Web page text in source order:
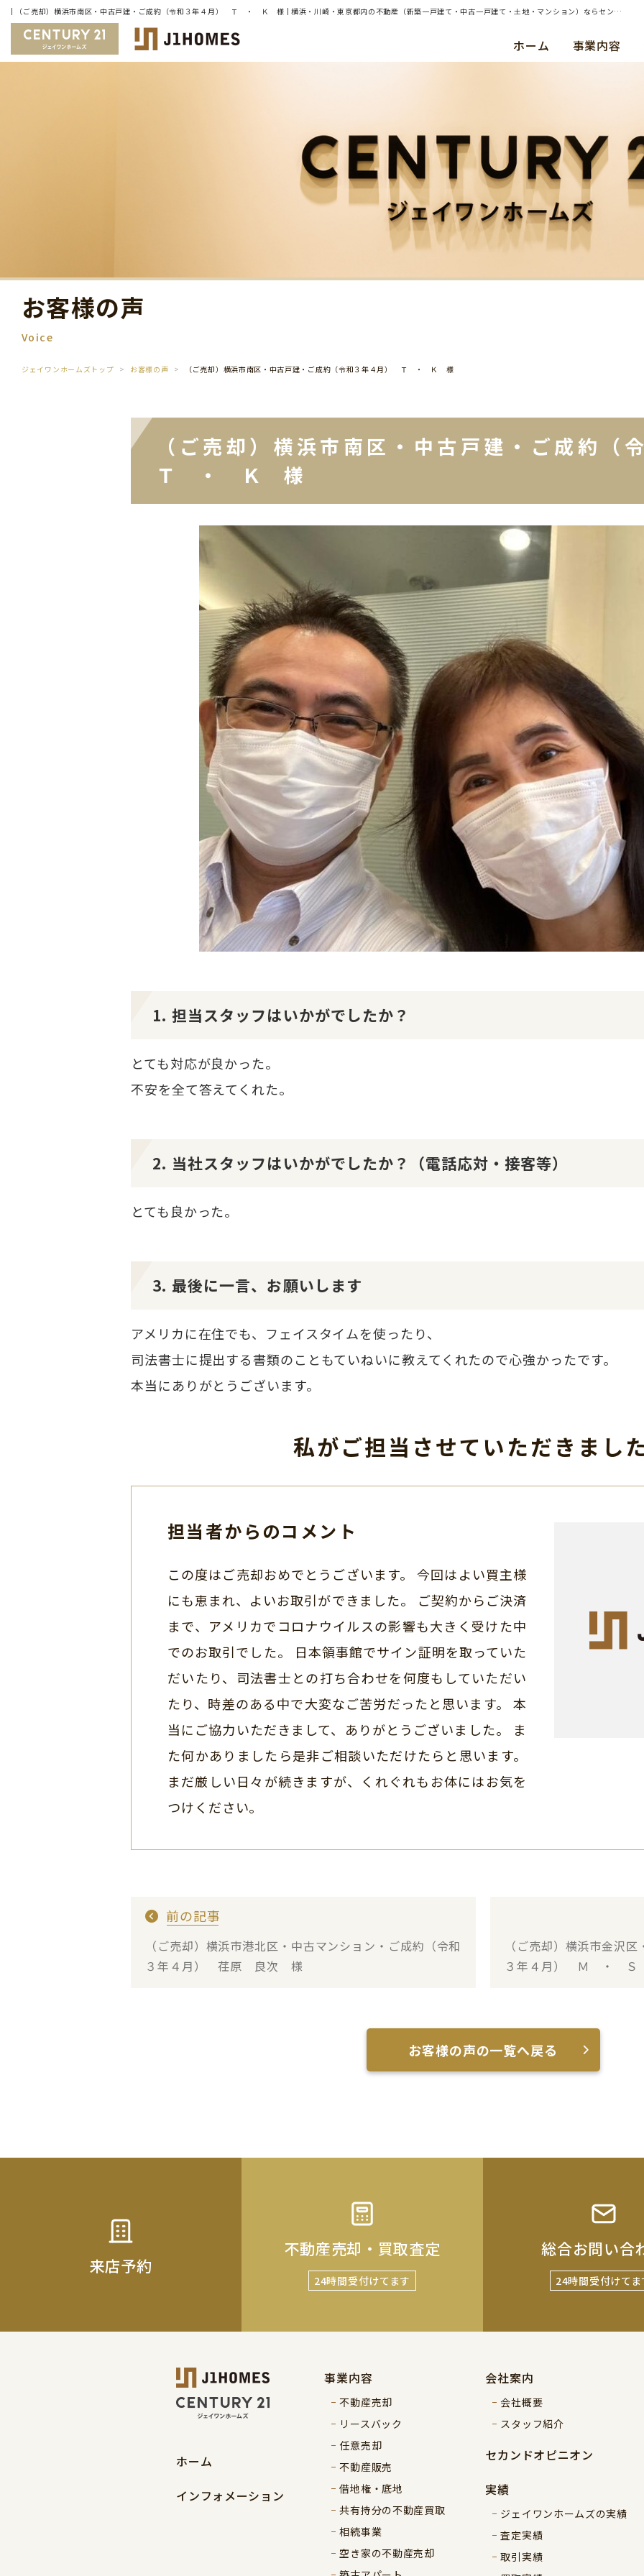
| （ご売却）横浜市南区・中古戸建・ご成約（令和３年４月） Ｔ ・ Ｋ 様 | 横浜・川崎・東京都内の不動産（新築一戸建て・中古一戸建て・土地・マンション）ならセンチュリー21ジェイワンホームズ
ホーム 事業内容
お客様の声
Voice
ジェイワンホームズトップ お客様の声 （ご売却）横浜市南区・中古戸建・ご成約（令和３年４月） Ｔ ・ Ｋ 様
（ご売却）横浜市南区・中古戸建・ご成約
Ｔ ・ Ｋ 様
1. 担当スタッフはいかがでしたか？
とても対応が良かった。
不安を全て答えてくれた。
2. 当社スタッフはいかがでしたか？（電話応対・接客等）
とても良かった。
3. 最後に一言、お願いします
アメリカに在住でも、フェイスタイムを使ったり、
司法書士に提出する書類のこともていねいに教えてくれたので心強かったです。
本当にありがとうございます。
私がご担当させていただきまし
担当者からのコメント
この度はご売却おめでとうございます。 今回はよい買主様
にも恵まれ、よいお取引ができました。 ご契約からご決済
まで、アメリカでコロナウイルスの影響も大きく受けた中
でのお取引でした。 日本領事館でサイン証明を取っていた
だいたり、司法書士との打ち合わせを何度もしていただい
たり、時差のある中で大変なご苦労だったと思います。 本
当にご協力いただきまして、ありがとうございました。 ま
た何かありましたら是非ご相談いただけたらと思います。
まだ厳しい日々が続きますが、くれぐれもお体にはお気を
つけください。
前の記事
（ご売却）横浜市港北区・中古マンション・ご成約（令和
３年４月） 荏原 良次 様
（ご売却）横浜市金沢
３年４月） Ｍ ・
お客様の声の一覧へ戻る
来店予約
不動産売却・買取査定
24時間受付けてます
総合お問い合
24時間受付けてま
ホーム
インフォメーション
事業内容
不動産売却
リースバック
任意売却
不動産販売
借地権・底地
共有持分の不動産買取
相続事業
空き家の不動産売却
会社案内
会社概要
スタッフ紹介
セカンドオピニオン
実績
ジェイワンホームズの実績
査定実績
取引実績